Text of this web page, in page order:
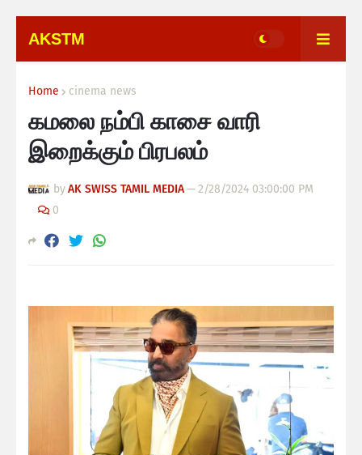
AKSTM
Home cinema news
கமலை நம்பி காசை வாரி
இறைக்கும் பிரபலம்
byAK SWISS TAMIL MEDIA—2/28/2024 03:00:00 PM
0